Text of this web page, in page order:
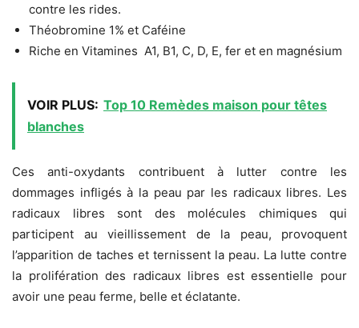
contre les rides.
Théobromine 1% et Caféine
Riche en Vitamines A1, B1, C, D, E, fer et en magnésium
VOIR PLUS: Top 10 Remèdes maison pour têtes
blanches
Ces anti-oxydants contribuent à lutter contre les
dommages infligés à la peau par les radicaux libres. Les
radicaux libres sont des molécules chimiques qui
participent au vieillissement de la peau, provoquent
l’apparition de taches et ternissent la peau. La lutte contre
la prolifération des radicaux libres est essentielle pour
avoir une peau ferme, belle et éclatante.